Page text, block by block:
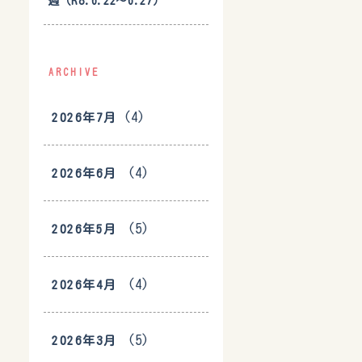
ARCHIVE
2026年7月 (4)
2026年6月 (4)
2026年5月 (5)
2026年4月 (4)
2026年3月 (5)